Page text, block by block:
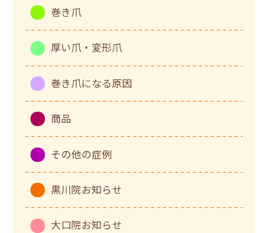
巻き爪
厚い爪・変形爪
巻き爪になる原因
商品
その他の症例
黒川院お知らせ
大口院お知らせ